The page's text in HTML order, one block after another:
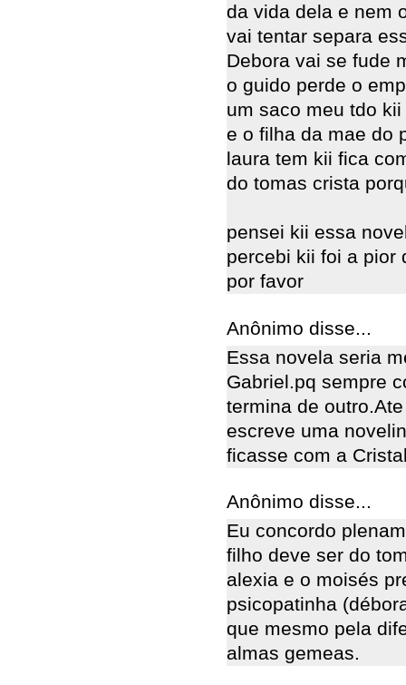
da vida dela e nem
vai tentar separa
Debora vai se fude
o guido perde o
um saco meu tdo
e o filha da mae do
laura tem kii fica
do tomas crista
pensei kii essa
percebi kii foi a pior
por favor
Anônimo disse...
Essa novela seria
Gabriel.pq sempre
termina de
escreve uma
ficasse com a
Anônimo disse...
Eu concordo
filho deve ser do
alexia e o moisés
psicopatinha
que mesmo pela
almas gemeas.